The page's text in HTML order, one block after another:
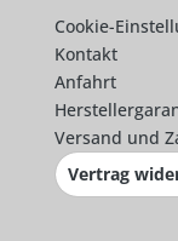
Cookie-
Kontakt
Anfahrt
Versand und
Vertrag